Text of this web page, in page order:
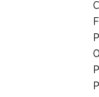
Tablette
noisettes